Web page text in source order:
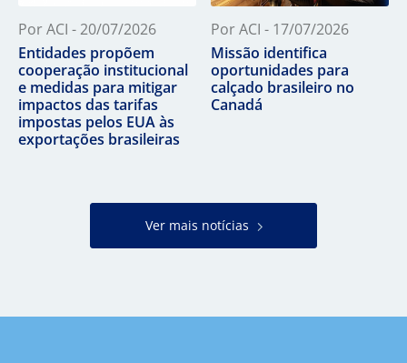
Por ACI - 20/07/2026
Entidades propõem
cooperação institucional
e medidas para mitigar
impactos das tarifas
impostas pelos EUA às
exportações brasileiras
Por ACI - 17/07/2026
Missão identifica
oportunidades para
calçado brasileiro no
Canadá
Ver mais notícias